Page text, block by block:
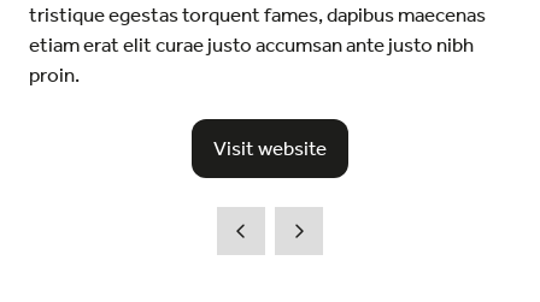
tristique egestas torquent fames, dapibus maecenas
etiam erat elit curae justo accumsan ante justo nibh
proin.
Visit website
(opens
new